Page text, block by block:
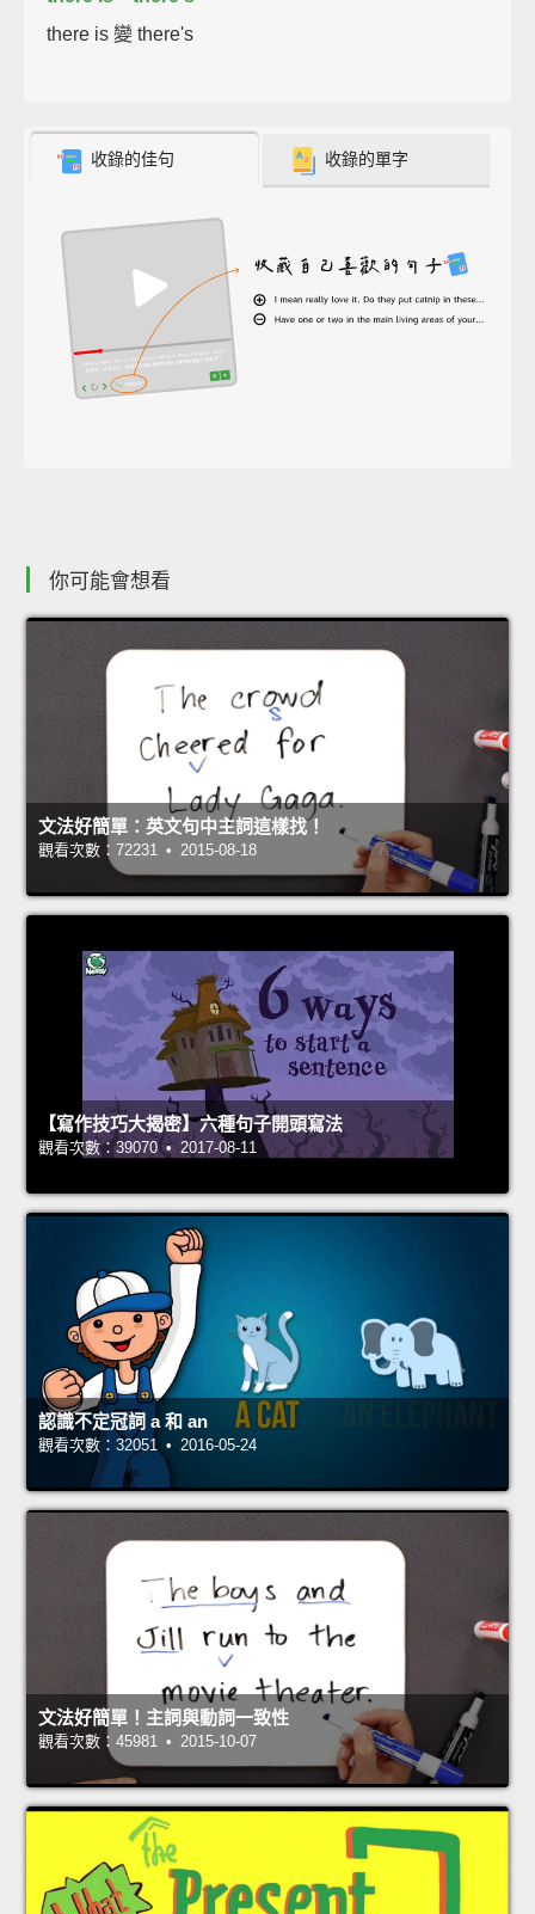
there is 變 there's
收錄的佳句 收錄的單字
你可能會想看
文法好簡單：英文句中主詞這樣找！
觀看次數：72231 • 2015-08-18
【寫作技巧大揭密】六種句子開頭寫法
觀看次數：39070 • 2017-08-11
認識不定冠詞 a 和 an
觀看次數：32051 • 2016-05-24
文法好簡單！主詞與動詞一致性
觀看次數：45981 • 2015-10-07